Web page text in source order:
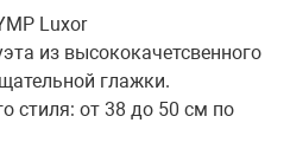
Luxor
из высококачетсвенного
глажки.
стиля: от 38 до 50 см по